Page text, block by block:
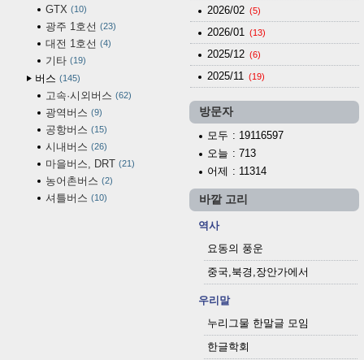
GTX 10
광주 1호선 23
대전 1호선 4
기타 19
버스 145
고속·시외버스 62
광역버스 9
공항버스 15
시내버스 26
마을버스, DRT 21
농어촌버스 2
셔틀버스 10
2026/02 (5)
2026/01 (13)
2025/12 (6)
2025/11 (19)
방문자
모두 : 19116597
오늘 : 713
어제 : 11314
바깥 고리
역사
요동의 풍운
중국,북경,장안가에서
우리말
누리그물 한말글 모임
한글학회